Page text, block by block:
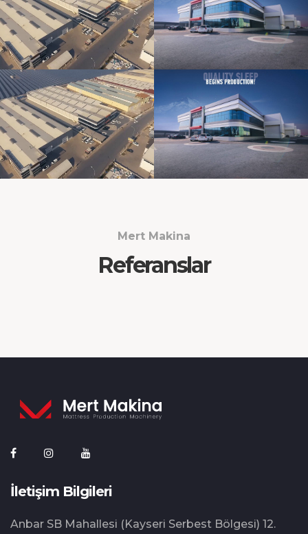
Mert Makina
Referanslar
İletişim Bilgileri
Anbar SB Mahallesi (Kayseri Serbest Bölgesi) 12.⁠